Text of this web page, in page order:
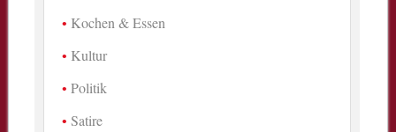
Kochen & Essen
Kultur
Politik
Satire